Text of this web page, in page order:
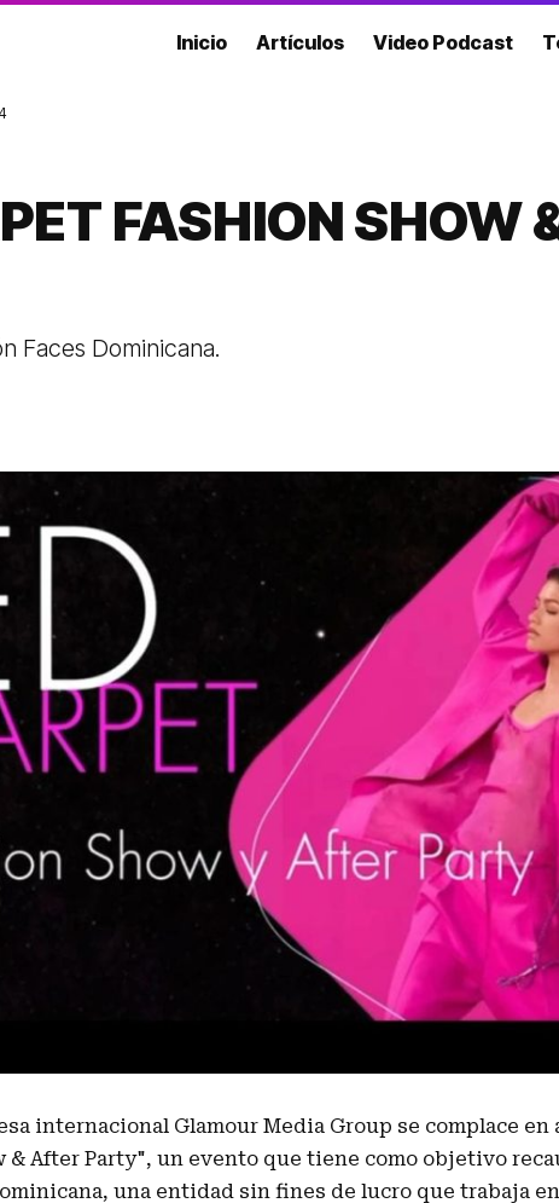
Inicio Artículos Video Podcast
FASHION SHOW
Faces Dominicana.
internacional Glamour Media Group se complace en
& After Party", un evento que tiene como objetivo
una entidad sin fines de lucro que trabaja